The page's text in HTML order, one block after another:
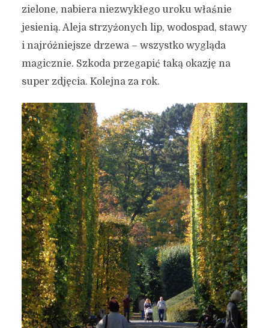
zielone, nabiera niezwykłego uroku właśnie
jesienią. Aleja strzyżonych lip, wodospad, stawy
i najróżniejsze drzewa – wszystko wygląda
magicznie. Szkoda przegapić taką okazję na
super zdjęcia. Kolejna za rok.